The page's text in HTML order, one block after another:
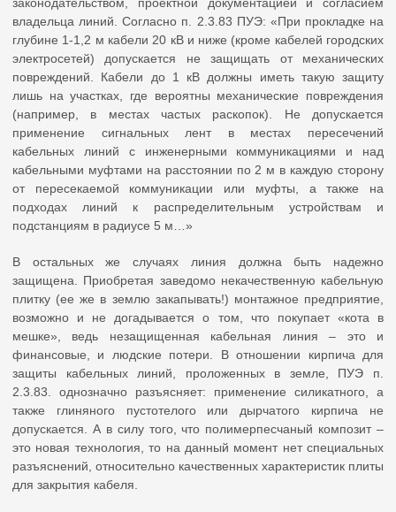
владельца линий. Согласно п. 2.3.83 ПУЭ: «При прокладке на
глубине 1-1,2 м кабели 20 кВ и ниже (кроме кабелей городских
электросетей) допускается не защищать от механических
повреждений. Кабели до 1 кВ должны иметь такую защиту
лишь на участках, где вероятны механические повреждения
(например, в местах частых раскопок). Не допускается
применение сигнальных лент в местах пересечений
кабельных линий с инженерными коммуникациями и над
кабельными муфтами на расстоянии по 2 м в каждую сторону
от пересекаемой коммуникации или муфты, а также на
подходах линий к распределительным устройствам и
подстанциям в радиусе 5 м…»
В остальных же случаях линия должна быть надежно
защищена. Приобретая заведомо некачественную кабельную
плитку (ее же в землю закапывать!) монтажное предприятие,
возможно и не догадывается о том, что покупает «кота в
мешке», ведь незащищенная кабельная линия – это и
финансовые, и людские потери. В отношении кирпича для
защиты кабельных линий, проложенных в земле, ПУЭ п.
2.3.83. однозначно разъясняет: применение силикатного, а
также глиняного пустотелого или дырчатого кирпича не
допускается. А в силу того, что полимерпесчаный композит –
это новая технология, то на данный момент нет специальных
разъяснений, относительно качественных характеристик плиты
для закрытия кабеля.